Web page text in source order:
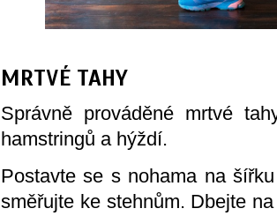
MRTVÉ TAHY
Správně prováděné mrtvé
hamstringů a hýždí.
Postavte se s nohama na
směřujte ke stehnům. Dbejte